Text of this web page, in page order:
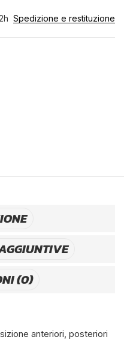
Spedizione e restituzione
(0)
anteriori, posteriori